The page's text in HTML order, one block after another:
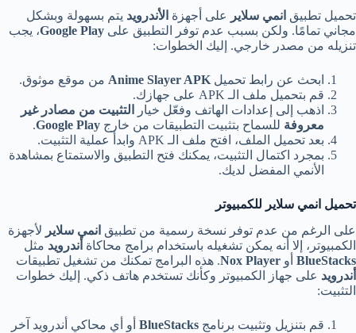
تحميل تطبيق انمي سلاير على أجهزة الأندرويد يتم بسهولة وبشكل
مجاني تمامًا. ولكن بسبب عدم توفر التطبيق على Google Play، يجب
تنزيله من مصدر خارجي. إليك الخطوات:
ابحث عن رابط تحميل Anime Slayer APK من موقع موثوق.
قم بتحميل ملف الـ APK على جهازك.
اذهب إلى إعدادات الهاتف وفعّل خيار
التثبيت من مصادر غير
معروفة للسماح بتثبيت التطبيقات من خارج Google Play
.
بعد تحميل الملف، افتح ملف الـ APK وابدأ عملية التثبيت.
بمجرد اكتمال التثبيت، يمكنك فتح التطبيق والاستمتاع بمشاهدة
الأنمي المفضل لديك.
تحميل انمي سلاير للكمبيوتر
على الرغم من عدم توفر نسخة رسمية من تطبيق انمي سلاير لأجهزة
الكمبيوتر، إلا أنه يمكن تشغيله باستخدام برامج محاكاة أندرويد مثل
BlueStacks أو Nox Player. هذه البرامج تمكنك من تشغيل تطبيقات
أندرويد على جهاز الكمبيوتر وكأنك تستخدم هاتف ذكي. إليك خطوات
التثبيت:
قم بتنزيل وتثبيت برنامج BlueStacks أو أي محاكي أندرويد آخر